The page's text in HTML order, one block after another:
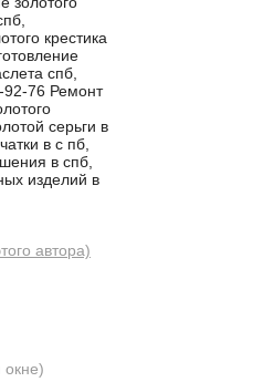
крестика
спб,
92-76 Ремонт
серьги в
в с пб,
в спб,
изделий в
автора)
окне)